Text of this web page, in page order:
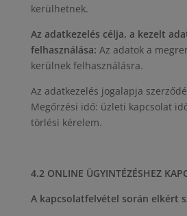
kerülhetnek.
Az adatkezelés célja, a kezelt
felhasználása: Az adatok a
kerülnek felhasználásra.
Az adatkezelés jogalapja
Megőrzési idő: üzleti kapcsolat
törlési kérelem.
4.2 ONLINE ÜGYINTÉZÉSHEZ
A kapcsolatfelvétel során elkért